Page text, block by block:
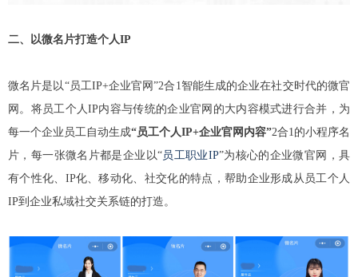
二、以微名片打造个人IP
微名片是以“员工IP+企业官网”2合1智能生成的企业在社交时代的微官
网。将员工个人IP内容与传统的企业官网的大内容模式进行合并，为
每一个企业员工自动生成“员工个人IP+企业官网内容”2合1的小程序名
片，每一张微名片都是企业以“员工职业IP”为核心的企业微官网，具
有个性化、IP化、移动化、社交化的特点，帮助企业形成从员工个人
IP到企业私域社交关系链的打造。